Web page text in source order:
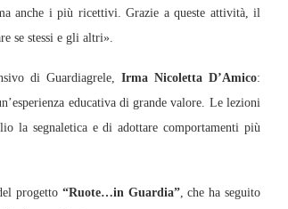
anche i più ricettivi. Grazie a queste attività, il
se stessi e gli altri».
di Guardiagrele, Irma Nicoletta D’Amico:
educativa di grande valore. Le lezioni
la segnaletica e di adottare comportamenti più
progetto “Ruote…in Guardia”, che ha seguito